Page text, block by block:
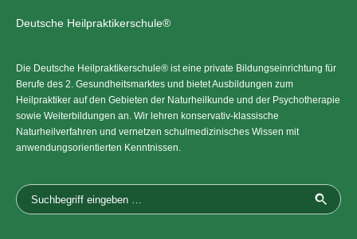
Deutsche Heilpraktikerschule®
Die Deutsche Heilpraktikerschule® ist eine private Bildungseinrichtung für
Berufe des 2. Gesundheitsmarktes und bietet Ausbildungen zum
Heilpraktiker auf den Gebieten der Naturheilkunde und der Psychotherapie
sowie Weiterbildungen an. Wir lehren konservativ-klassische
Naturheilverfahren und vernetzen schulmedizinisches Wissen mit
anwendungsorientierten Kenntnissen.